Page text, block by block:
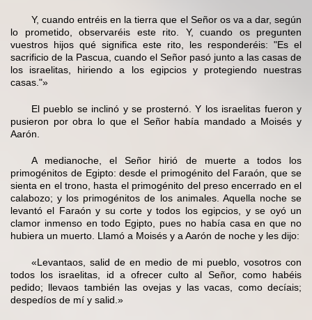
Y, cuando entréis en la tierra que el Señor os va a dar, según
lo prometido, observaréis este rito. Y, cuando os pregunten
vuestros hijos qué significa este rito, les responderéis: "Es el
sacrificio de la Pascua, cuando el Señor pasó junto a las casas de
los israelitas, hiriendo a los egipcios y protegiendo nuestras
casas."»
El pueblo se inclinó y se prosternó. Y los israelitas fueron y
pusieron por obra lo que el Señor había mandado a Moisés y
Aarón.
A medianoche, el Señor hirió de muerte a todos los
primogénitos de Egipto: desde el primogénito del Faraón, que se
sienta en el trono, hasta el primogénito del preso encerrado en el
calabozo; y los primogénitos de los animales. Aquella noche se
levantó el Faraón y su corte y todos los egipcios, y se oyó un
clamor inmenso en todo Egipto, pues no había casa en que no
hubiera un muerto. Llamó a Moisés y a Aarón de noche y les dijo:
«Levantaos, salid de en medio de mi pueblo, vosotros con
todos los israelitas, id a ofrecer culto al Señor, como habéis
pedido; llevaos también las ovejas y las vacas, como decíais;
despedíos de mí y salid.»